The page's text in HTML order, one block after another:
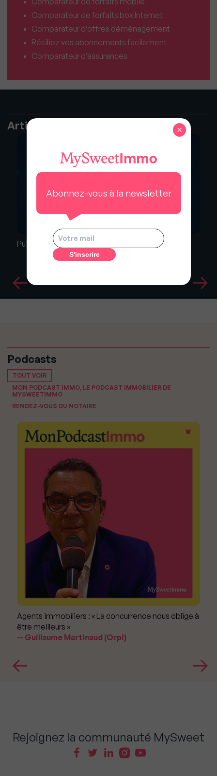
Comparateur de forfaits box Internet
Comparateur d’offres déménagement
Résiliez vos abonnements facilement
Comparateur d’assurances
Articles recommandés
Puis domicilier ma société à la maison?
Podcasts
TOUT VOIR
MON PODCAST IMMO, LE PODCAST IMMOBILIER DE
MYSWEETIMMO
RENDEZ-VOUS DU NOTAIRE
Agents immobiliers : « La concurrence nous oblige à
être meilleurs »
Guillaume Martinaud (Orpi)
Rejoignez la communauté MySweet
Abonnez-vous à la newsletter
×